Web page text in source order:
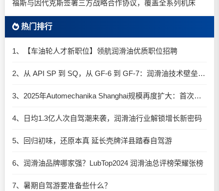
福斯与因代克斯签署三方战略合作协议，覆盖全系列机床
热门排行
1、【车油轮人才新职位】领航润滑油优质职位招聘
2、从 API SP 到 SQ，从 GF-6 到 GF-7：润滑油技术壁垒再升高，你准备好了吗？
3、2025年Automechanika Shanghai规模再度扩大：首次启用国家会展中心（上海）全部15个展馆
4、日均1.3亿人次自驾潮来袭，润滑油行业解锁增长新密码​
5、回归初味，还原本真 延长壳牌洋县踏春自驾游
6、润滑油品牌哪家强？LubTop2024 润滑油总评榜荣耀张榜
7、暑期自驾游要准备些什么？